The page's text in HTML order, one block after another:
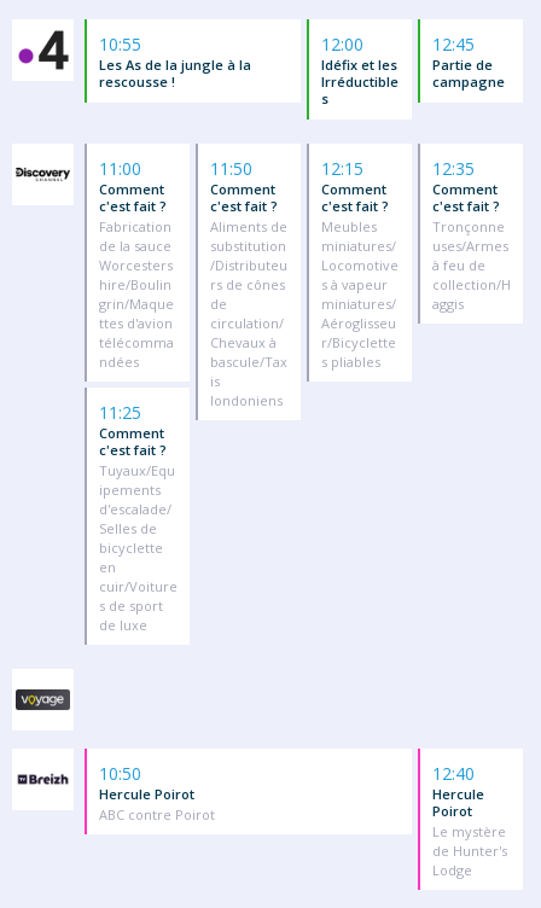
10:55
Les As de la jungle à la
rescousse !
12:00
Idéfix et les
Irréductible
s
12:45
Partie de
campagne
11:00
Comment
c'est fait ?
Fabrication
de la sauce
Worcesters
hire/Boulin
grin/Maque
ttes d'avion
télécomma
ndées
11:25
Comment
c'est fait ?
Tuyaux/Equ
ipements
d'escalade/
Selles de
bicyclette
en
cuir/Voiture
s de sport
de luxe
11:50
Comment
c'est fait ?
Aliments de
substitution
/Distributeu
rs de cônes
de
circulation/
Chevaux à
bascule/Tax
is
londoniens
12:15
Comment
c'est fait ?
Meubles
miniatures/
Locomotive
s à vapeur
miniatures/
Aéroglisseu
r/Bicyclette
s pliables
12:35
Comment
c'est fait ?
Tronçonne
uses/Armes
à feu de
collection/H
aggis
10:50
Hercule Poirot
ABC contre Poirot
12:40
Hercule
Poirot
Le mystère
de Hunter's
Lodge